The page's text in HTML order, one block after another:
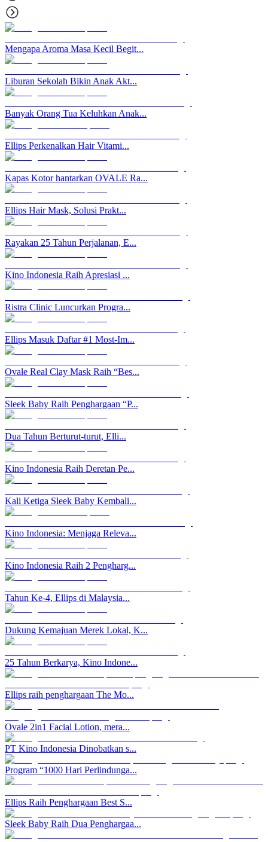
Mengapa Aroma Masa Kecil Begit...
Liburan Sekolah Bikin Anak Akt...
Banyak Orang Tua Keluhkan Anak...
Ellips Perkenalkan Hair Vitami...
Kapas Kotor hantarkan OVALE Ra...
Ellips Hair Mask, Solusi Prakt...
Rayakan 25 Tahun Perjalanan, E...
Kino Indonesia Raih Apresiasi ...
Ristra Clinic Luncurkan Progra...
Ellips Masuk Daftar #1 Most-Im...
Ovale Real Clay Mask Raih “Bes...
Sleek Baby Raih Penghargaan “P...
Dua Tahun Berturut-turut, Elli...
Kino Indonesia Raih Deretan Pe...
Kali Ketiga Sleek Baby Kembali...
Kino Indonesia: Menjaga Releva...
Kino Indonesia Raih 2 Pengharg...
Tahun Ke-4, Ellips di Malaysia...
Dukung Kemajuan Merek Lokal, K...
25 Tahun Berkarya, Kino Indone...
Ellips raih penghargaan The Mo...
Ovale 2in1 Facial Lotion, mera...
PT Kino Indonesia Dinobatkan s...
Program “1000 Hari Perlindunga...
Ellips Raih Penghargaan Best S...
Sleek Baby Raih Dua Penghargaa...